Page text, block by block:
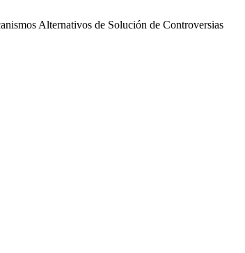
Alternativos de Solución de Controversias